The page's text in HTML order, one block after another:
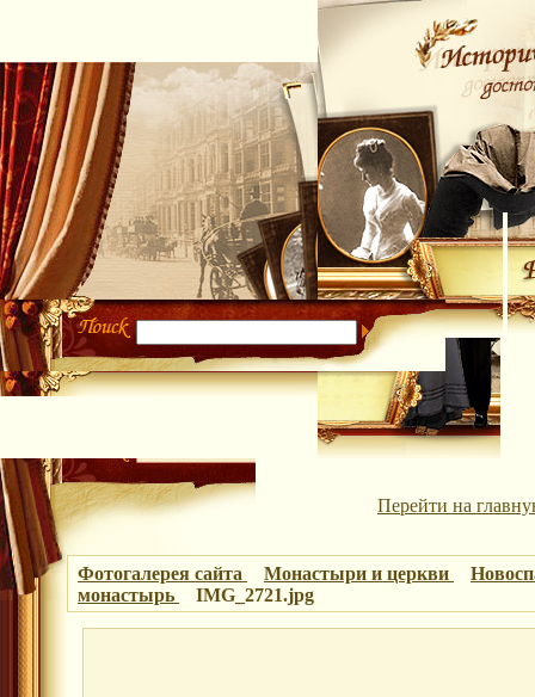
Перейти на
Фотогалерея сайта Монастыри и церкви
монастырь
IMG_2721.jpg